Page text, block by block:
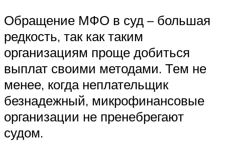
Обращение МФО в суд – большая
редкость, так как таким
организациям проще добиться
выплат своими методами. Тем не
менее, когда неплательщик
безнадежный, микрофинансовые
организации не пренебрегают
судом.